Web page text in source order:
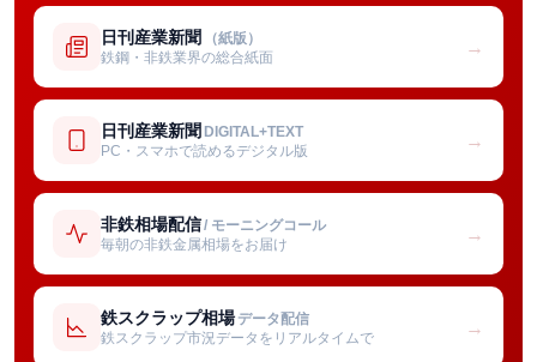
日刊産業新聞 （紙版）
鉄鋼・非鉄業界の総合紙面
→
日刊産業新聞 DIGITAL+TEXT
PC・スマホで読めるデジタル版
→
非鉄相場配信/ モーニングコール
毎朝の非鉄金属相場をお届け
→
鉄スクラップ相場 データ配信
鉄スクラップ市況データをリアルタイムで
→